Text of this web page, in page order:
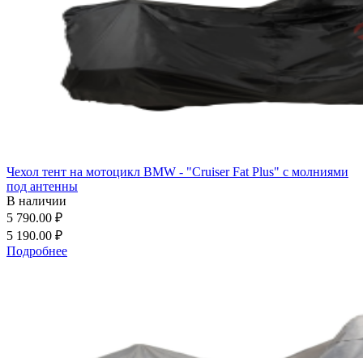
Чехол тент на мотоцикл BMW - "Cruiser Fat Plus" с молниями
под антенны
В наличии
5 790.00 ₽
5 190.00 ₽
Подробнее